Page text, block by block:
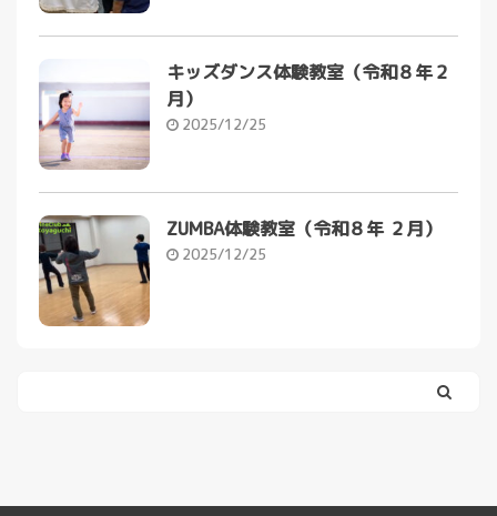
キッズダンス体験教室（令和８年２
月）
2025/12/25
ZUMBA体験教室（令和８年 ２月）
2025/12/25